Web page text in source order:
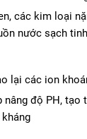
các kim loại
nước sạch
lại các ion
nâng độ PH, tạo